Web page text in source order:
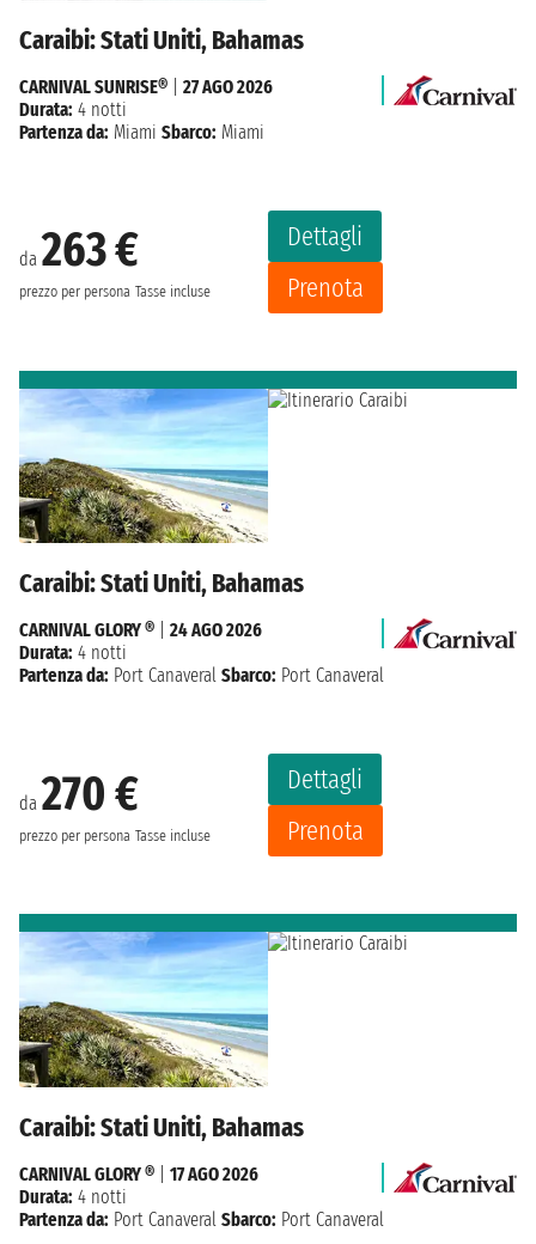
Caraibi: Stati Uniti, Bahamas
da 263 €
prezzo per persona Tasse incluse
Dettagli
Prenota
CARNIVAL SUNRISE®
27 AGO 2026
Durata: 4 notti
Partenza da: Miami Sbarco: Miami
Caraibi: Stati Uniti, Bahamas
da 270 €
prezzo per persona Tasse incluse
Dettagli
Prenota
CARNIVAL GLORY ®
24 AGO 2026
Durata: 4 notti
Partenza da: Port Canaveral Sbarco: Port Canaveral
Caraibi: Stati Uniti, Bahamas
CARNIVAL GLORY ®
17 AGO 2026
Durata: 4 notti
Partenza da: Port Canaveral Sbarco: Port Canaveral